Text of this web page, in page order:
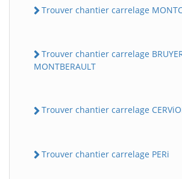
Trouver chantier carrelage
Trouver chantier carrelage
MONTBERAULT
Trouver chantier carrelage
Trouver chantier carrelage PERi